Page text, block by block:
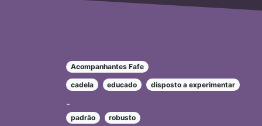
Acompanhantes Fafe
cadela educado disposto a experimentar
-
padrão robusto